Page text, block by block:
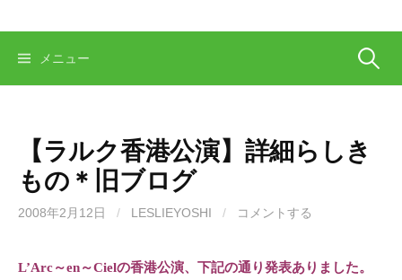
メニュー 検
【ラルク香港公演】詳細らしき
もの＊旧ブログ
2008年2月12日 / LESLIEYOSHI / コメントする
L’Arc～en～Cielの香港公演、下記の通り発表ありました。